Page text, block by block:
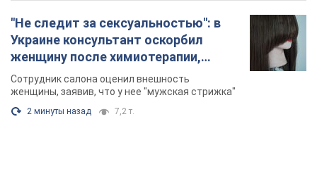
"Не следит за сексуальностью": в
Украине консультант оскорбил
женщину после химиотерапии,
разгорелся скандал. Фото
Сотрудник салона оценил внешность
женщины, заявив, что у нее "мужская стрижка"
2 минуты назад 7,2 т.